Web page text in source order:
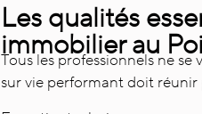
Les qualités
immobilier au
Tous les professionnels ne
sur vie performant doit